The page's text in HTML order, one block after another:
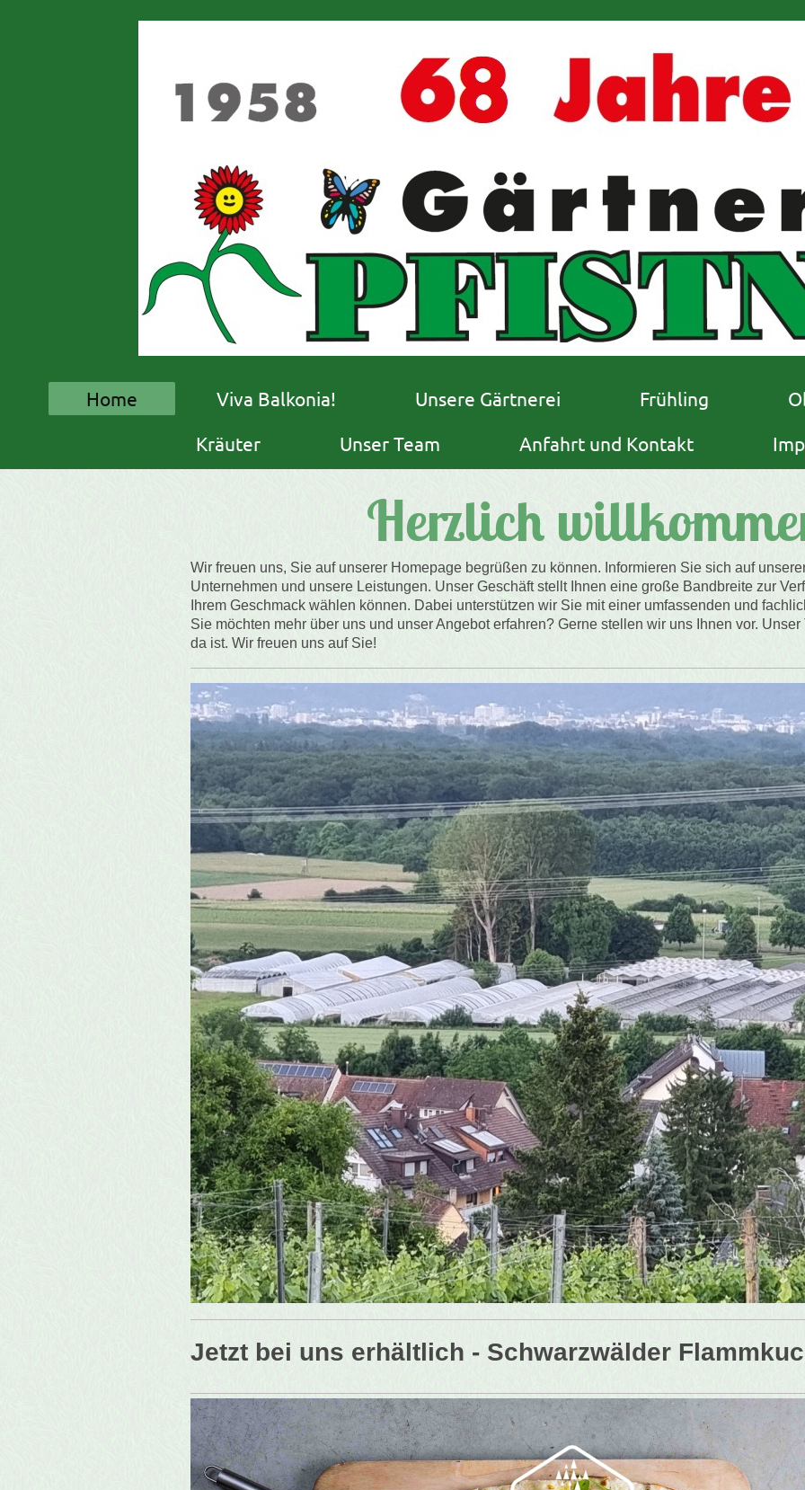
Home Viva Balkonia! Unsere Gärtnerei Frühling
Kräuter
Unser Team Anfahrt und Kontakt
Herzlich
Wir freuen uns, Sie auf unserer Homepage begrüßen zu können. Informieren Sie sich auf
Unternehmen und unsere Leistungen. Unser Geschäft stellt Ihnen eine große Bandbreite zur
Ihrem Geschmack wählen können. Dabei unterstützen wir Sie mit einer umfassenden und
Sie möchten mehr über uns und unser Angebot erfahren? Gerne stellen wir uns Ihnen vor.
da ist. Wir freuen uns auf Sie!
Jetzt bei uns erhältlich - Schwarzwälder